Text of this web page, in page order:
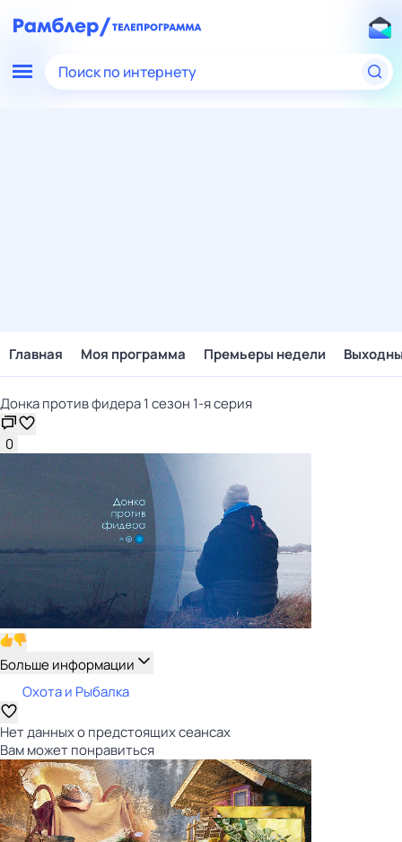
Поиск по интернету
Главная Моя программа Премьеры недели
Донка против фидера 1 сезон 1-я серия
0
Больше информации
Охота и Рыбалка
Нет данных о предстоящих сеансах
Вам может понравиться